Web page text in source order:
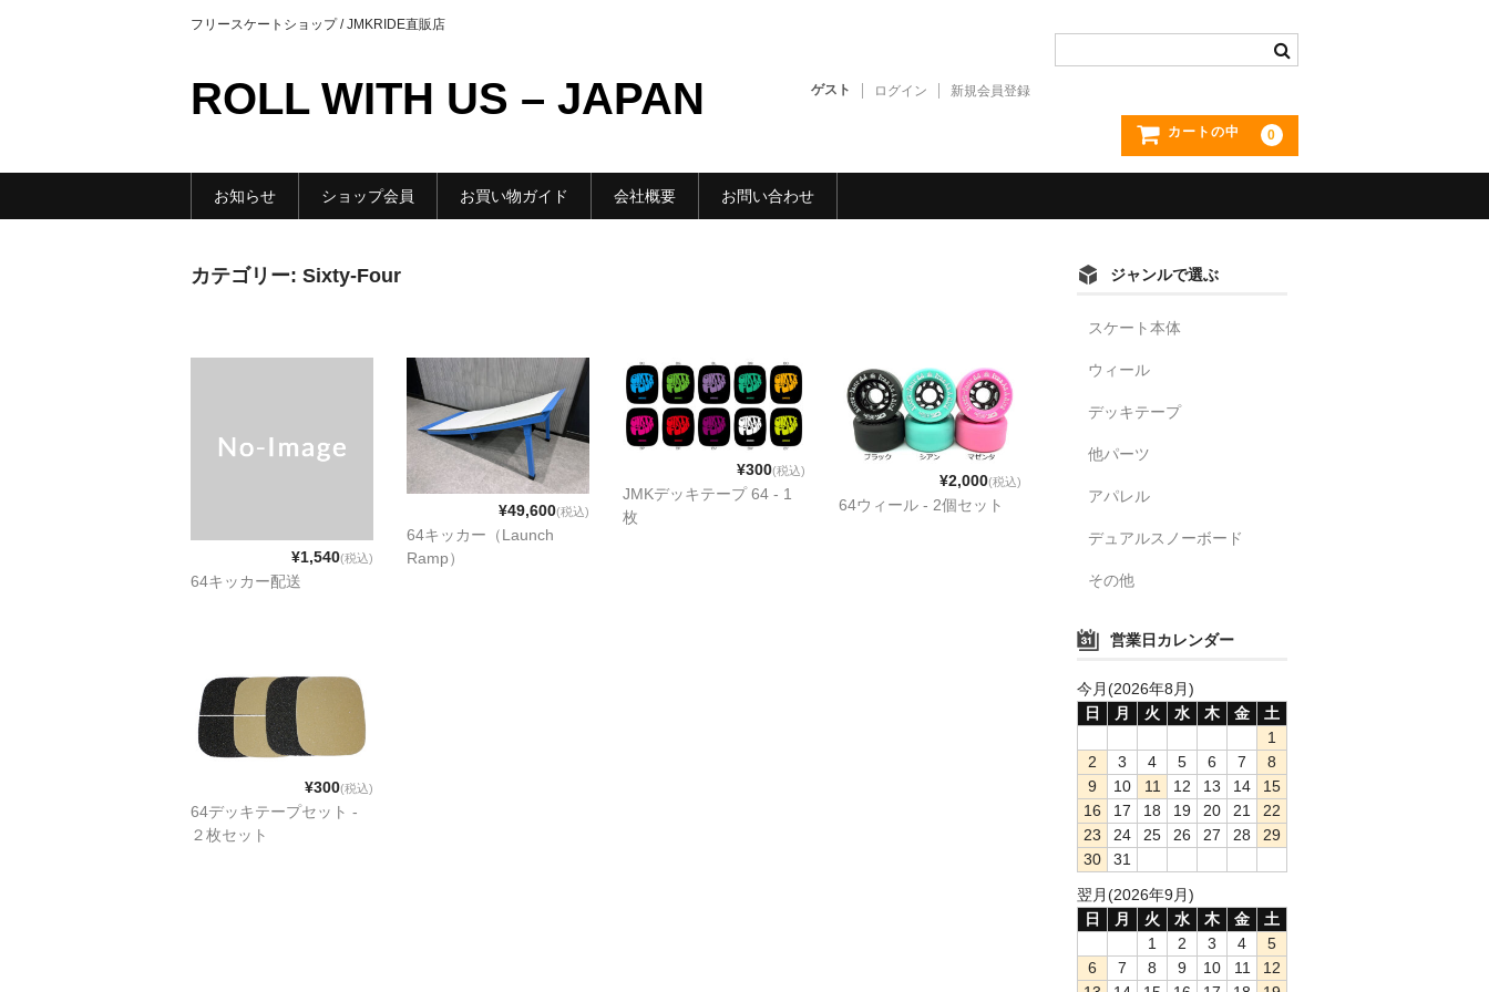
フリースケートショップ / JMKRIDE直販店
ROLL WITH US – JAPAN ゲスト ログイン 新規会員登録
カートの中 0
お知らせ ショップ会員 お買い物ガイド 会社概要 お問い合わせ
カテゴリー: Sixty-Four
¥1,540(税込)
64キッカー配送
¥49,600(税込)
64キッカー（Launch
Ramp）
¥300(税込)
JMKデッキテープ 64 - 1
枚
¥2,000(税込)
64ウィール - 2個セット
¥300(税込)
64デッキテープセット -
２枚セット
ジャンルで選ぶ
スケート本体
ウィール
デッキテープ
他パーツ
アパレル
デュアルスノーボード
その他
営業日カレンダー
今月(2026年8月)
日
月 火 水 木 金
土
1
2
3 4 5 6 7
8
9
10 11 12 13 14
15
16
17 18 19 20 21
22
23
24 25 26 27 28
29
30
31
翌月(2026年9月)
日
月 火 水 木 金
土
1
2 3 4
5
6
7 8 9 10 11
12